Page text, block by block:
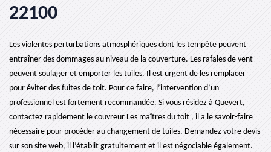
22100
Les violentes perturbations atmosphériques dont les tempête peuvent
entraîner des dommages au niveau de la couverture. Les rafales de vent
peuvent soulager et emporter les tuiles. Il est urgent de les remplacer
pour éviter des fuites de toit. Pour ce faire, l’intervention d’un
professionnel est fortement recommandée. Si vous résidez à Quevert,
contactez rapidement le couvreur Les maîtres du toit , il a le savoir-faire
nécessaire pour procéder au changement de tuiles. Demandez votre devis
sur son site web, il l’établit gratuitement et il est négociable également.